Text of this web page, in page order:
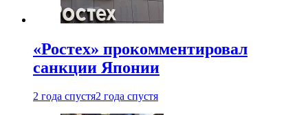
«Ростех» прокомментировал
санкции Японии
2 года спустя2 года спустя